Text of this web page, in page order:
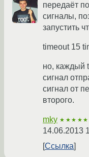
передаёт
сигналы,
запустить
timeout 15
но, каждый
сигнал
сигнал от
второго.
mky ★★★★★
14.06.2013
Ссылка